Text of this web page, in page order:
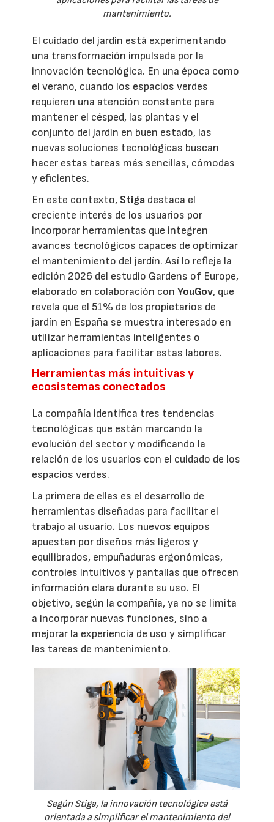
mantenimiento.
El cuidado del jardín está experimentando
una transformación impulsada por la
innovación tecnológica. En una época como
el verano, cuando los espacios verdes
requieren una atención constante para
mantener el césped, las plantas y el
conjunto del jardín en buen estado, las
nuevas soluciones tecnológicas buscan
hacer estas tareas más sencillas, cómodas
y eficientes.
En este contexto, Stiga destaca el
creciente interés de los usuarios por
incorporar herramientas que integren
avances tecnológicos capaces de optimizar
el mantenimiento del jardín. Así lo refleja la
edición 2026 del estudio Gardens of Europe,
elaborado en colaboración conYouGov, que
revela que el 51% de los propietarios de
jardín en España se muestra interesado en
utilizar herramientas inteligentes o
aplicaciones para facilitar estas labores.
Herramientas más intuitivas y
ecosistemas conectados
La compañía identifica tres tendencias
tecnológicas que están marcando la
evolución del sector y modificando la
relación de los usuarios con el cuidado de los
espacios verdes.
La primera de ellas es el desarrollo de
herramientas diseñadas para facilitar el
trabajo al usuario. Los nuevos equipos
apuestan por diseños más ligeros y
equilibrados, empuñaduras ergonómicas,
controles intuitivos y pantallas que ofrecen
información clara durante su uso. El
objetivo, según la compañía, ya no se limita
a incorporar nuevas funciones, sino a
mejorar la experiencia de uso y simplificar
las tareas de mantenimiento.
Según Stiga, la innovación tecnológica está
orientada a simplificar el mantenimiento del